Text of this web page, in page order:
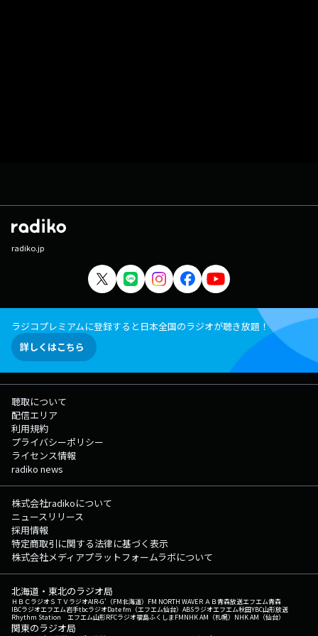
radiko.jp
ラジコプレミアムに登録すると日本全国のラジオが聴き放題！
詳しくはこちら
聴取について
配信エリア
利用規約
プライバシーポリシー
ライセンス情報
radiko news
株式会社radikoについて
ニュースリリース
採用情報
特定商取引に関する法律に基づく表示
株式会社メディアプラットフォームラボについて
北海道・東北のラジオ局
ＨＢＣラジオＳＴＶラジオAIR-G'（FM北海道） FM NORTH WAVEＲＡＢ青森放送エフエム青森
IBCラジオエフエム岩手tbcラジオDate fm（エフエム仙台） ABSラジオエフエム秋田YBC山形放送
Rhythm Station エフエム山形RFCラジオ福島ふくしまFMNHK AM（札幌） NHK AM（仙台）
関東のラジオ局